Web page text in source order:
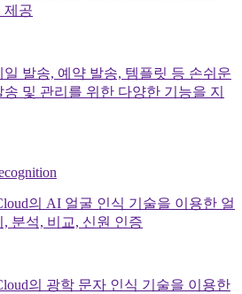
제공
일 발송, 예약 발송, 템플릿 등 손쉬운
송 및 관리를 위한 다양한 기능을 지
의 AI 얼굴 인식 기술을 이용한 얼
, 분석, 비교, 신원 인증
의 광학 문자 인식 기술을 이용한